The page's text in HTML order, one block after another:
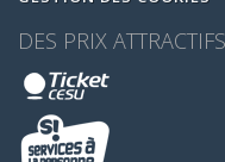
DES PRIX ATTRACTIFS